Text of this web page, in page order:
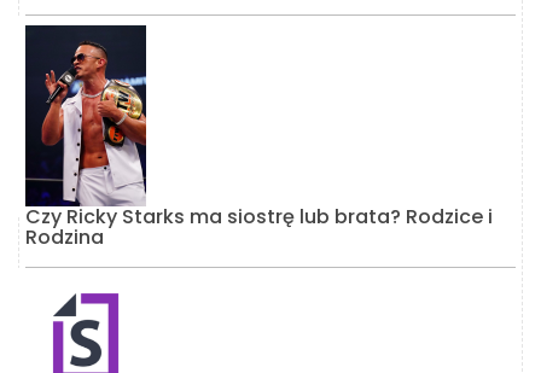
Czy Ricky Starks ma siostrę lub brata? Rodzice i
Rodzina